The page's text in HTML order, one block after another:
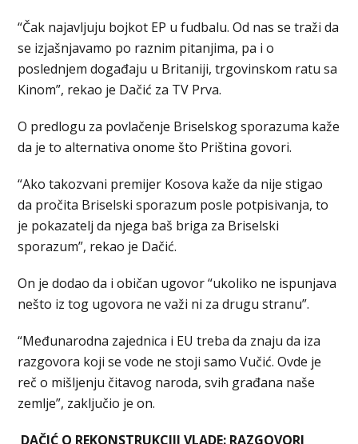
“Čak najavljuju bojkot EP u fudbalu. Od nas se traži da
se izjašnjavamo po raznim pitanjima, pa i o
poslednjem događaju u Britaniji, trgovinskom ratu sa
Kinom”, rekao je Dačić za TV Prva.
O predlogu za povlačenje Briselskog sporazuma kaže
da je to alternativa onome što Priština govori.
“Ako takozvani premijer Kosova kaže da nije stigao
da pročita Briselski sporazum posle potpisivanja, to
je pokazatelj da njega baš briga za Briselski
sporazum”, rekao je Dačić.
On je dodao da i običan ugovor “ukoliko ne ispunjava
nešto iz tog ugovora ne važi ni za drugu stranu”.
“Međunarodna zajednica i EU treba da znaju da iza
razgovora koji se vode ne stoji samo Vučić. Ovde je
reč o mišljenju čitavog naroda, svih građana naše
zemlje”, zaključio je on.
DAČIĆ O REKONSTRUKCIJI VLADE: RAZGOVORI